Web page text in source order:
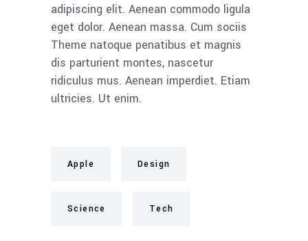
adipiscing elit. Aenean commodo ligula
eget dolor. Aenean massa. Cum sociis
Theme natoque penatibus et magnis
dis parturient montes, nascetur
ridiculus mus. Aenean imperdiet. Etiam
ultricies. Ut enim.
Apple Design
Science Tech